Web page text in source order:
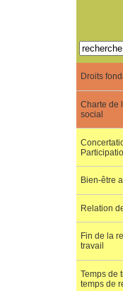
À
Droits
Charte de
social
Bien-être
Relation
Fin de la
travail
Temps de
temps de